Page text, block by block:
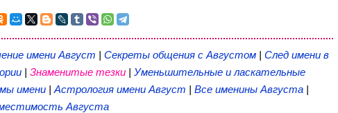
имени Август | Секреты общения с Августом | След имени в
| Знаменитые тезки| Уменьшительные и ласкательные
имени| Астрология имени Август | Все именины Августа |
Августа